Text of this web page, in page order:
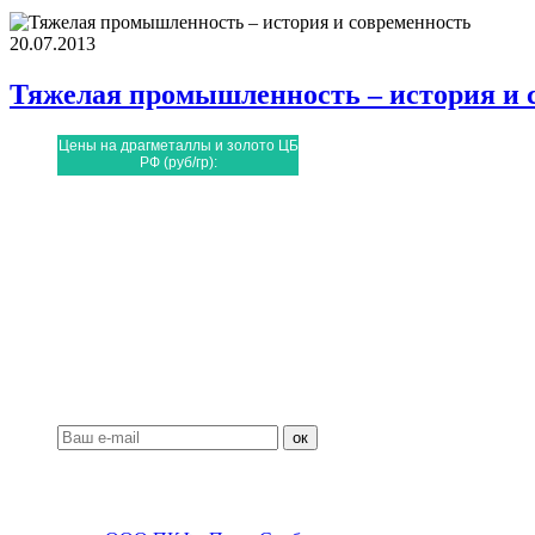
20.07.2013
Тяжелая промышленность – история и
Цены на драгметаллы и золото ЦБ
РФ(руб/гр):
ок